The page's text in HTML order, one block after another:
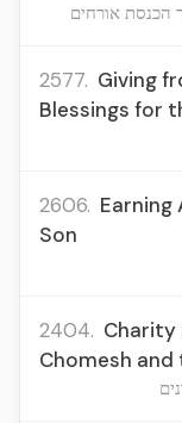
הכנסת אורחים
2577. Giving
Blessings for
2606. Earning
Son
2404. Charity
Chomesh and